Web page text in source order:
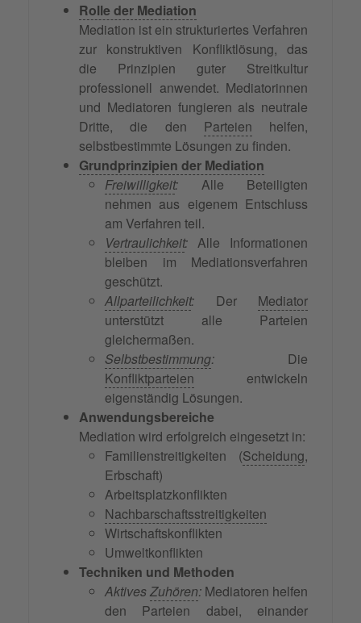
Rolle der Mediation
Mediation ist ein strukturiertes Verfahren
zur konstruktiven Konfliktlösung, das
die Prinzipien guter Streitkultur
professionell anwendet. Mediatorinnen
und Mediatoren fungieren als neutrale
Dritte, die den Parteien helfen,
selbstbestimmte Lösungen zu finden.
Grundprinzipien der Mediation
Freiwilligkeit: Alle Beteiligten
nehmen aus eigenem Entschluss
am Verfahren teil.
Vertraulichkeit: Alle Informationen
bleiben im Mediationsverfahren
geschützt.
Allparteilichkeit: Der Mediator
unterstützt alle Parteien
gleichermaßen.
Selbstbestimmung: Die
Konfliktparteien entwickeln
eigenständig Lösungen.
Anwendungsbereiche
Mediation wird erfolgreich eingesetzt in:
Familienstreitigkeiten (Scheidung,
Erbschaft)
Arbeitsplatzkonflikten
Nachbarschaftsstreitigkeiten
Wirtschaftskonflikten
Umweltkonflikten
Techniken und Methoden
AktivesZuhören: Mediatoren helfen
den Parteien dabei, einander